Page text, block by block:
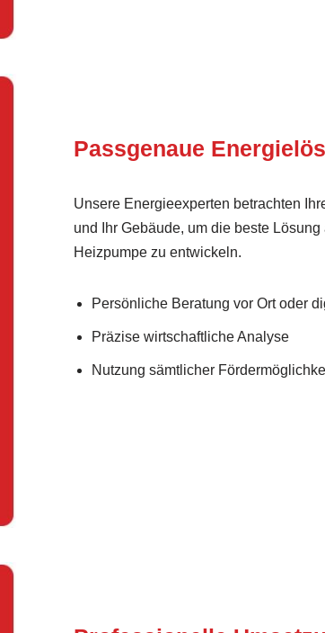
Passgenaue
Unsere Energieexperten betrachten
und Ihr Gebäude, um die beste
Heizpumpe zu entwickeln.
Persönliche Beratung vor Ort oder
Präzise wirtschaftliche Analyse
Nutzung sämtlicher